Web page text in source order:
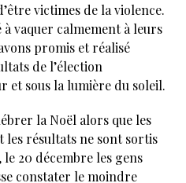
victimes de la violence.
vaquer calmement à leurs
promis et réalisé
de l’élection
et sous la lumière du soleil.
la Noël alors que les
les résultats ne sont sortis
le 20 décembre les gens
constater le moindre